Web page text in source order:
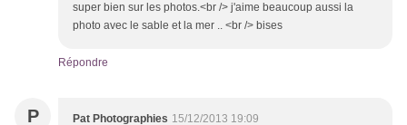
super bien sur les photos.<br /> j'aime beaucoup aussi la
photo avec le sable et la mer .. <br /> bises
Répondre
P Pat Photographies 15/12/2013 19:09